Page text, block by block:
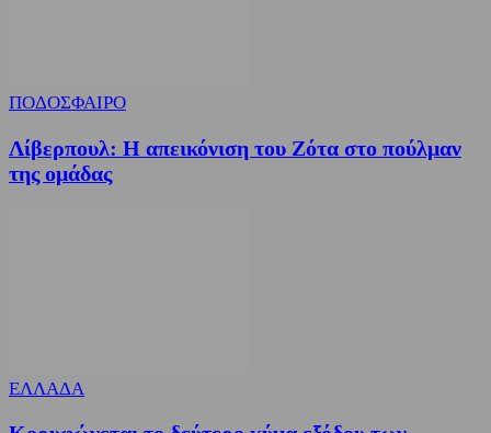
ΠΟΔΟΣΦΑΙΡΟ
Λίβερπουλ: Η απεικόνιση του Ζότα στο πούλμαν
της ομάδας
ΕΛΛΑΔΑ